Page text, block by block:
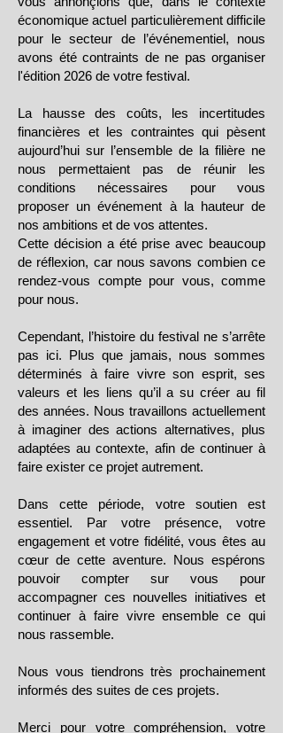
économique actuel particulièrement difficile
pour le secteur de l’événementiel, nous
avons été contraints de ne pas organiser
l'édition 2026 de votre festival.
La hausse des coûts, les incertitudes
financières et les contraintes qui pèsent
aujourd’hui sur l’ensemble de la filière ne
nous permettaient pas de réunir les
conditions nécessaires pour vous
proposer un événement à la hauteur de
nos ambitions et de vos attentes.
Cette décision a été prise avec beaucoup
de réflexion, car nous savons combien ce
rendez-vous compte pour vous, comme
pour nous.
Cependant, l’histoire du festival ne s’arrête
pas ici. Plus que jamais, nous sommes
déterminés à faire vivre son esprit, ses
valeurs et les liens qu’il a su créer au fil
des années. Nous travaillons actuellement
à imaginer des actions alternatives, plus
adaptées au contexte, afin de continuer à
faire exister ce projet autrement.
Dans cette période, votre soutien est
essentiel. Par votre présence, votre
engagement et votre fidélité, vous êtes au
cœur de cette aventure. Nous espérons
pouvoir compter sur vous pour
accompagner ces nouvelles initiatives et
continuer à faire vivre ensemble ce qui
nous rassemble.
Nous vous tiendrons très prochainement
informés des suites de ces projets.
Merci pour votre compréhension, votre